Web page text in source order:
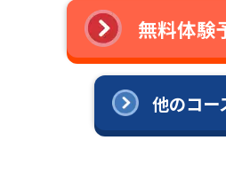
無料体験
他のコー